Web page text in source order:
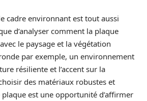
cadre environnant est tout aussi
d’analyser comment la plaque
le paysage et la végétation
par exemple, un environnement
résiliente et l’accent sur la
des matériaux robustes et
est une opportunité d’affirmer